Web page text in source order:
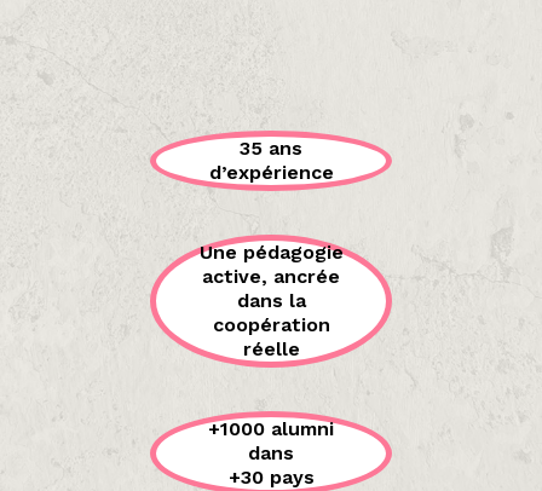
35 ans
d’expérience
Une pédagogie
active, ancrée
dans la
coopération
réelle
+1000 alumni
dans
+30 pays